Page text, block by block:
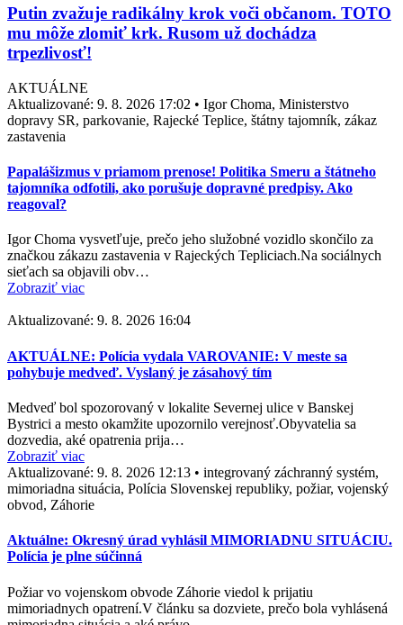
Putin zvažuje radikálny krok voči občanom. TOTO
mu môže zlomiť krk. Rusom už dochádza
trpezlivosť!
AKTUÁLNE
Aktualizované: 9. 8. 2026 17:02 • Igor Choma, Ministerstvo
dopravy SR, parkovanie, Rajecké Teplice, štátny tajomník, zákaz
zastavenia
Papalášizmus v priamom prenose! Politika Smeru a štátneho
tajomníka odfotili, ako porušuje dopravné predpisy. Ako
reagoval?
Igor Choma vysvetľuje, prečo jeho služobné vozidlo skončilo za
značkou zákazu zastavenia v Rajeckých Tepliciach.Na sociálnych
sieťach sa objavili obv…
Zobraziť viac
Aktualizované: 9. 8. 2026 16:04
AKTUÁLNE: Polícia vydala VAROVANIE: V meste sa
pohybuje medveď. Vyslaný je zásahový tím
Medveď bol spozorovaný v lokalite Severnej ulice v Banskej
Bystrici a mesto okamžite upozornilo verejnosť.Obyvatelia sa
dozvedia, aké opatrenia prija…
Zobraziť viac
Aktualizované: 9. 8. 2026 12:13 • integrovaný záchranný systém,
mimoriadna situácia, Polícia Slovenskej republiky, požiar, vojenský
obvod, Záhorie
Aktuálne: Okresný úrad vyhlásil MIMORIADNU SITUÁCIU.
Polícia je plne súčinná
Požiar vo vojenskom obvode Záhorie viedol k prijatiu
mimoriadnych opatrení.V článku sa dozviete, prečo bola vyhlásená